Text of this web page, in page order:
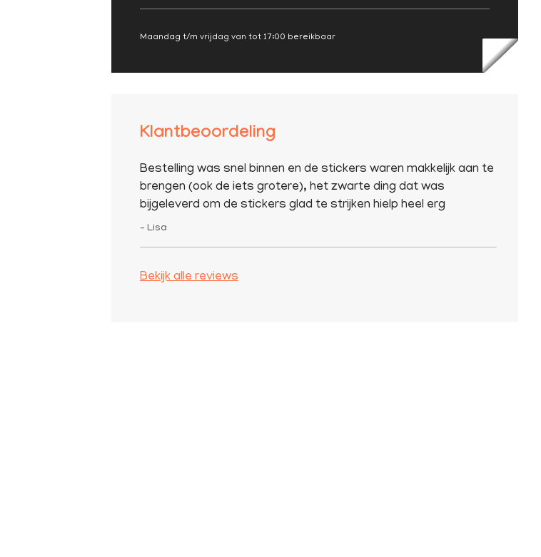
Maandag t/m vrijdag van tot 17:00 bereikbaar
Klantbeoordeling
Bestelling was snel binnen en de stickers waren makkelijk aan te
brengen (ook de iets grotere), het zwarte ding dat was
bijgeleverd om de stickers glad te strijken hielp heel erg
– Lisa
Bekijk alle reviews